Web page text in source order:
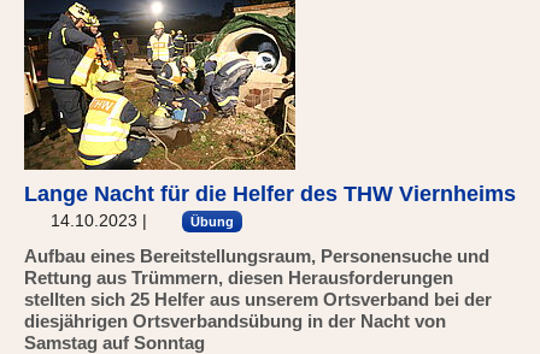
Lange Nacht für die Helfer des THW Viernheims
14.10.2023 | Übung
Aufbau eines Bereitstellungsraum, Personensuche und
Rettung aus Trümmern, diesen Herausforderungen
stellten sich 25 Helfer aus unserem Ortsverband bei der
diesjährigen Ortsverbandsübung in der Nacht von
Samstag auf Sonntag